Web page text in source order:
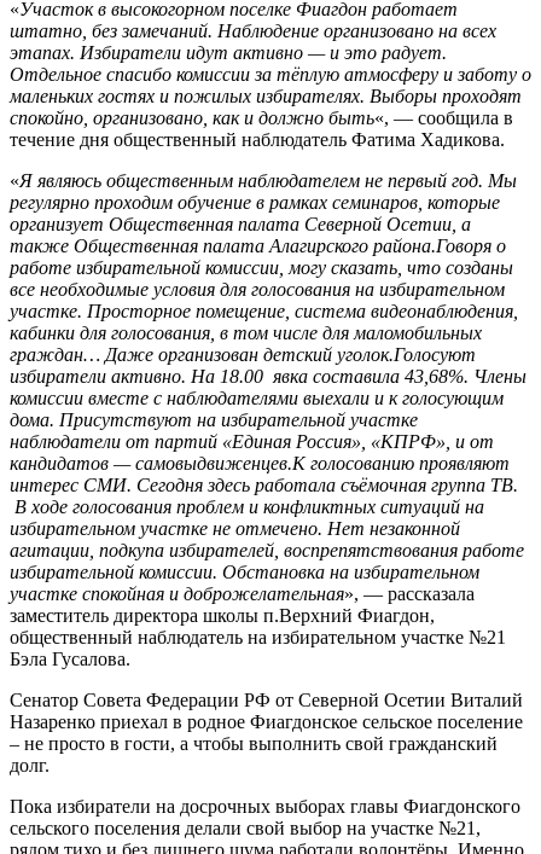
«Участок в высокогорном поселке Фиагдон работает
штатно, без замечаний. Наблюдение организовано на всех
этапах. Избиратели идут активно — и это радует.
Отдельное спасибо комиссии за тёплую атмосферу и заботу о
маленьких гостях и пожилых избирателях. Выборы проходят
спокойно, организовано, как и должно быть«, — сообщила в
течение дня общественный наблюдатель Фатима Хадикова.
«Я являюсь общественным наблюдателем не первый год. Мы
регулярно проходим обучение в рамках семинаров, которые
организует Общественная палата Северной Осетии, а
также Общественная палата Алагирского района.Говоря о
работе избирательной комиссии, могу сказать, что созданы
все необходимые условия для голосования на избирательном
участке. Просторное помещение, система видеонаблюдения,
кабинки для голосования, в том числе для маломобильных
граждан… Даже организован детский уголок.Голосуют
избиратели активно. На 18.00 явка составила 43,68%. Члены
комиссии вместе с наблюдателями выехали и к голосующим
дома. Присутствуют на избирательной участке
наблюдатели от партий «Единая Россия», «КПРФ», и от
кандидатов — самовыдвиженцев.К голосованию проявляют
интерес СМИ. Сегодня здесь работала съёмочная группа ТВ.
В ходе голосования проблем и конфликтных ситуаций на
избирательном участке не отмечено. Нет незаконной
агитации, подкупа избирателей, воспрепятствования работе
избирательной комиссии. Обстановка на избирательном
участке спокойная и доброжелательная», — рассказала
заместитель директора школы п.Верхний Фиагдон,
общественный наблюдатель на избирательном участке №21
Бэла Гусалова.
Сенатор Совета Федерации РФ от Северной Осетии Виталий
Назаренко приехал в родное Фиагдонское сельское поселение
– не просто в гости, а чтобы выполнить свой гражданский
долг.
Пока избиратели на досрочных выборах главы Фиагдонского
сельского поселения делали свой выбор на участке №21,
рядом тихо и без лишнего шума работали волонтёры. Именно